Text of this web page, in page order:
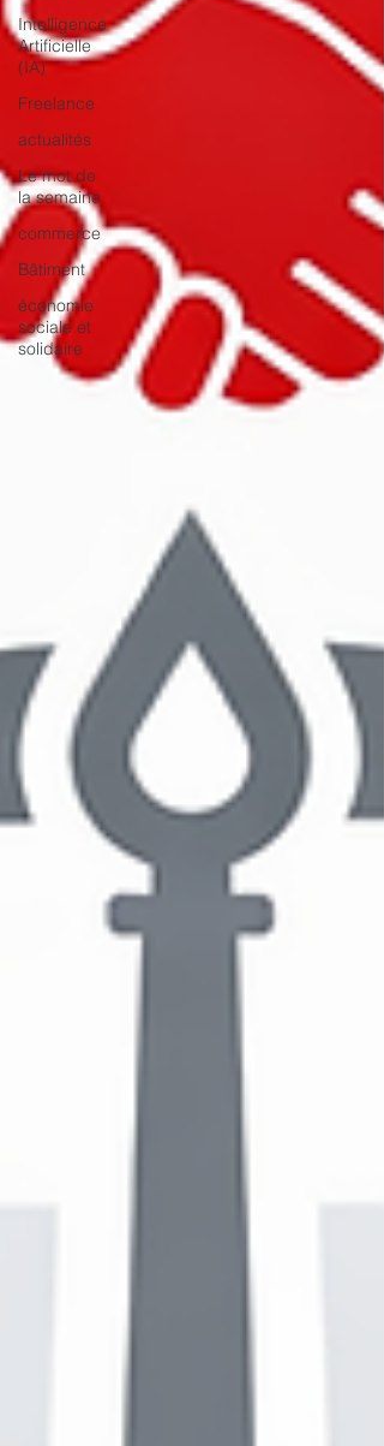
Intelligence
Artificielle
(IA)
Freelance
actualités
Le mot de
la semaine
commerce
Bâtiment
économie
sociale et
solidaire